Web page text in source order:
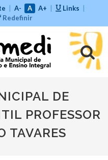
A- A A+ Links
Redefinir
DE
PROFESSOR
TAVARES